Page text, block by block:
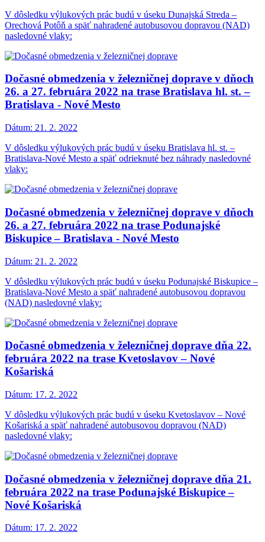
V dôsledku výlukových prác budú v úseku Dunajská Streda –
Orechová Potôň a späť nahradené autobusovou dopravou (NAD)
nasledovné vlaky:
Dočasné obmedzenia v železničnej doprave v dňoch
26. a 27. februára 2022 na trase Bratislava hl. st. –
Bratislava - Nové Mesto
Dátum: 21. 2. 2022
V dôsledku výlukových prác budú v úseku Bratislava hl. st. –
Bratislava-Nové Mesto a späť odrieknuté bez náhrady nasledovné
vlaky:
Dočasné obmedzenia v železničnej doprave v dňoch
26. a 27. februára 2022 na trase Podunajské
Biskupice – Bratislava - Nové Mesto
Dátum: 21. 2. 2022
V dôsledku výlukových prác budú v úseku Podunajské Biskupice –
Bratislava-Nové Mesto a späť nahradené autobusovou dopravou
(NAD) nasledovné vlaky:
Dočasné obmedzenia v železničnej doprave dňa 22.
februára 2022 na trase Kvetoslavov – Nové
Košariská
Dátum: 17. 2. 2022
V dôsledku výlukových prác budú v úseku Kvetoslavov – Nové
Košariská a späť nahradené autobusovou dopravou (NAD)
nasledovné vlaky:
Dočasné obmedzenia v železničnej doprave dňa 21.
februára 2022 na trase Podunajské Biskupice –
Nové Košariská
Dátum: 17. 2. 2022